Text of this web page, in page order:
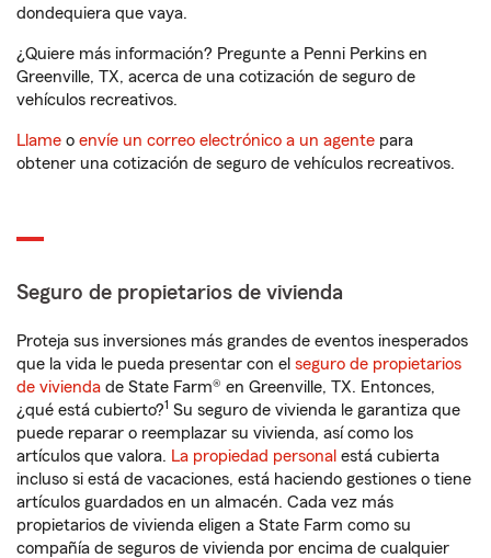
dondequiera que vaya.
¿Quiere más información? Pregunte a Penni Perkins en
Greenville, TX, acerca de una cotización de seguro de
vehículos recreativos.
Llame o envíe un correo electrónico a un agente para
obtener una cotización de seguro de vehículos recreativos.
Seguro de propietarios de vivienda
Proteja sus inversiones más grandes de eventos inesperados
que la vida le pueda presentar con el seguro de propietarios
de vivienda de State Farm® en Greenville, TX. Entonces,
¿qué está cubierto?1 Su seguro de vivienda le garantiza que
puede reparar o reemplazar su vivienda, así como los
artículos que valora. La propiedad personal está cubierta
incluso si está de vacaciones, está haciendo gestiones o tiene
artículos guardados en un almacén. Cada vez más
propietarios de vivienda eligen a State Farm como su
compañía de seguros de vivienda por encima de cualquier